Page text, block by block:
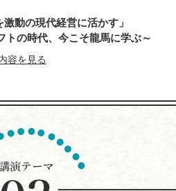
激動の現代経営に活かす」
トの時代、今こそ龍馬に学ぶ～
容を見る
』に学ぶ経営学
ーにあふれる勇者が求めらている